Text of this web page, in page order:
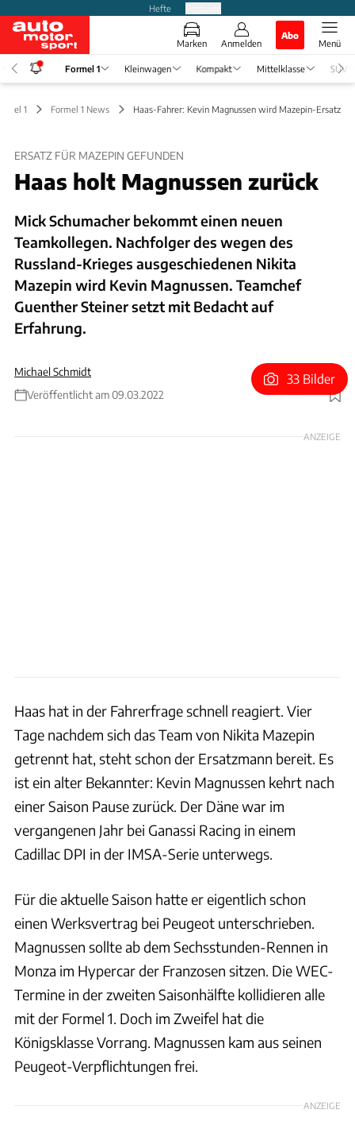
Hefte
Marken Anmelden
Abo
Menü
Formel 1 Kleinwagen Kompakt Mittelklasse SUV
1 Formel 1 News Haas-Fahrer: Kevin Magnussen wird Mazepin-Ersatz
ERSATZ FÜR MAZEPIN GEFUNDEN
Haas holt Magnussen zurück
Mick Schumacher bekommt einen neuen
Teamkollegen. Nachfolger des wegen des
Russland-Krieges ausgeschiedenen Nikita
Mazepin wird Kevin Magnussen. Teamchef
Guenther Steiner setzt mit Bedacht auf
Erfahrung.
Michael Schmidt
Veröffentlicht am 09.03.2022
Foto: Motorsport Images
33 Bilder
ANZEIGE
Haas hat in der Fahrerfrage schnell reagiert. Vier
Tage nachdem sich das Team von Nikita Mazepin
getrennt hat, steht schon der Ersatzmann bereit. Es
ist ein alter Bekannter: Kevin Magnussen kehrt nach
einer Saison Pause zurück. Der Däne war im
vergangenen Jahr bei Ganassi Racing in einem
Cadillac DPI in der IMSA-Serie unterwegs.
Für die aktuelle Saison hatte er eigentlich schon
einen Werksvertrag bei Peugeot unterschrieben.
Magnussen sollte ab dem Sechsstunden-Rennen in
Monza im Hypercar der Franzosen sitzen. Die WEC-
Termine in der zweiten Saisonhälfte kollidieren alle
mit der Formel 1. Doch im Zweifel hat die
Königsklasse Vorrang. Magnussen kam aus seinen
Peugeot-Verpflichtungen frei.
ANZEIGE